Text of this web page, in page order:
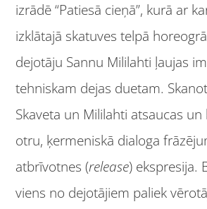
izrādē “Patiesā cieņā”, kurā ar
izklātajā skatuves telpā
dejotāju Sannu Mililahti ļaujas
tehniskam dejas duetam. Skanot
Skaveta un Mililahti atsaucas
otru, ķermeniskā dialoga
atbrīvotnes (release) ekspresija.
viens no dejotājiem paliek